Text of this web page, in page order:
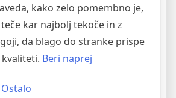
kako zelo pomembno je,
kar najbolj tekoče in z
da blago do stranke prispe
Beri naprej
Ostalo